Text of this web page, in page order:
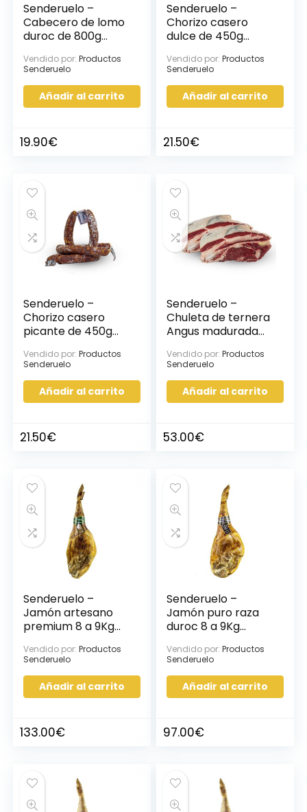
Senderuelo –
Cabecero de lomo
duroc de 800g
Vendido por: Productos
Senderuelo
Añadir al carrito
19.90€
Senderuelo –
Chorizo casero
dulce de 450g
Vendido por: Productos
Senderuelo
Añadir al carrito
21.50€
Senderuelo –
Chorizo casero
picante de 450g
Vendido por: Productos
Senderuelo
Añadir al carrito
21.50€
Senderuelo –
Chuleta de ternera
Angus madurada
Vendido por: Productos
Senderuelo
Añadir al carrito
53.00€
Senderuelo –
Jamón artesano
premium 8 a 9Kg
Vendido por: Productos
Senderuelo
Añadir al carrito
133.00€
Senderuelo –
Jamón puro raza
duroc 8 a 9Kg
Vendido por: Productos
Senderuelo
Añadir al carrito
97.00€